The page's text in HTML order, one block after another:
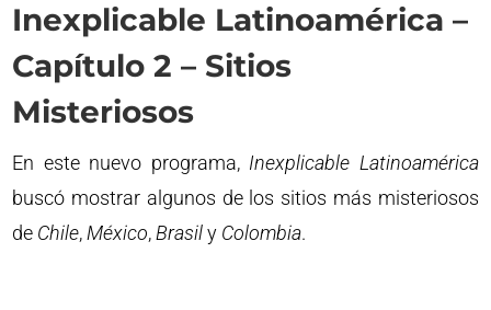
Inexplicable Latinoamérica –
Capítulo 2 – Sitios
Misteriosos
En este nuevo programa, Inexplicable Latinoamérica
buscó mostrar algunos de los sitios más misteriosos
de Chile, México, Brasily Colombia.